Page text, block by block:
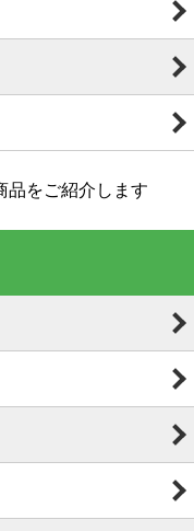
品をご紹介します